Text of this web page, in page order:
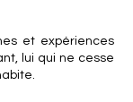
et expériences
lui qui ne cesse